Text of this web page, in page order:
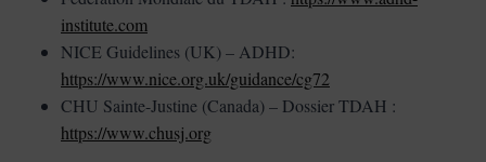
institute.com
NICE Guidelines (UK) – ADHD:
https://www.nice.org.uk/guidance/cg72
CHU Sainte-Justine (Canada) – Dossier TDAH :
https://www.chusj.org